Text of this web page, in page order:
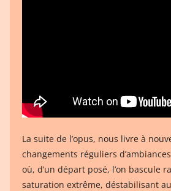
La suite de l’opus, nous livre à
changements réguliers
où, d’un départ posé, l’on bascule
saturation extrême, déstabilisant